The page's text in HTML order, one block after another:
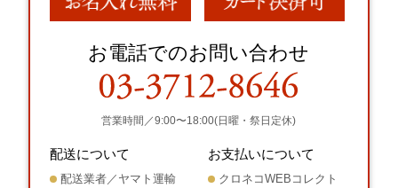
お電話でのお問い合わせ
営業時間／9:00〜18:00(日曜・祭日定休)
配送について
配送業者／ヤマト運輸
お支払いについて
クロネコWEBコレクト